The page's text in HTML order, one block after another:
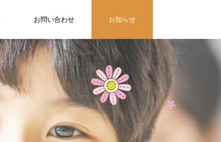
お問い合わせ お知らせ